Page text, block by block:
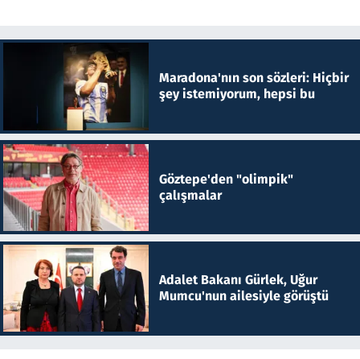
Maradona'nın son sözleri: Hiçbir
şey istemiyorum, hepsi bu
Göztepe'den "olimpik"
çalışmalar
Adalet Bakanı Gürlek, Uğur
Mumcu'nun ailesiyle görüştü